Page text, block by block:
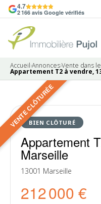
4.7
2 166 avis Google vérifiés
Accueil›Annonces›Vente dans
Appartement T2 à vendre,
VENTE CLÔTURÉE
BIEN CLÔTURÉ
Appartement
Marseille
13001 Marseille
212 000 €
VENDU
10 photos